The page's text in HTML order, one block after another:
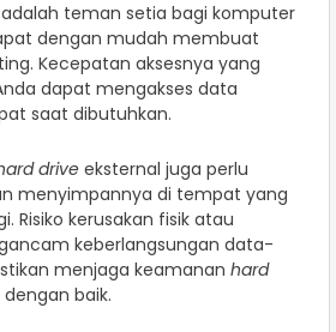
teman setia bagi komputer
dengan mudah membuat
Kecepatan aksesnya yang
dapat mengakses data
saat dibutuhkan.
driveeksternal juga perlu
menyimpannya di tempat yang
Risiko kerusakan fisik atau
keberlangsungan data-
menjaga keamanan hard
baik.